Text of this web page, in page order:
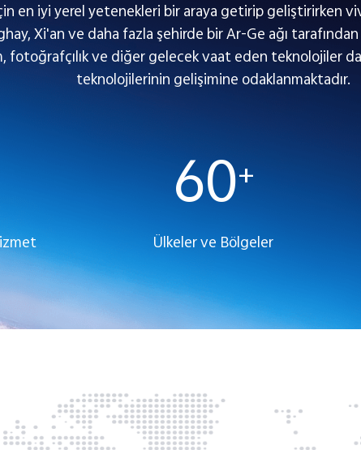
en iyi yerel yetenekleri bir araya getirip geliştirirken
Xi'an ve daha fazla şehirde bir Ar-Ge ağı
fotoğrafçılık ve diğer gelecek vaat eden teknolojiler
teknolojilerinin gelişimine odaklanmaktadır.
60+
Ülkeler ve Bölgeler